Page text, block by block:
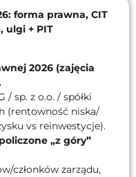
forma prawna, CIT
ulgi + PIT
2026 (zajęcia
/ sp. z o.o. / spółki
(rentowność niska/
vs reinwestycje).
„z góry”
członków zarządu,